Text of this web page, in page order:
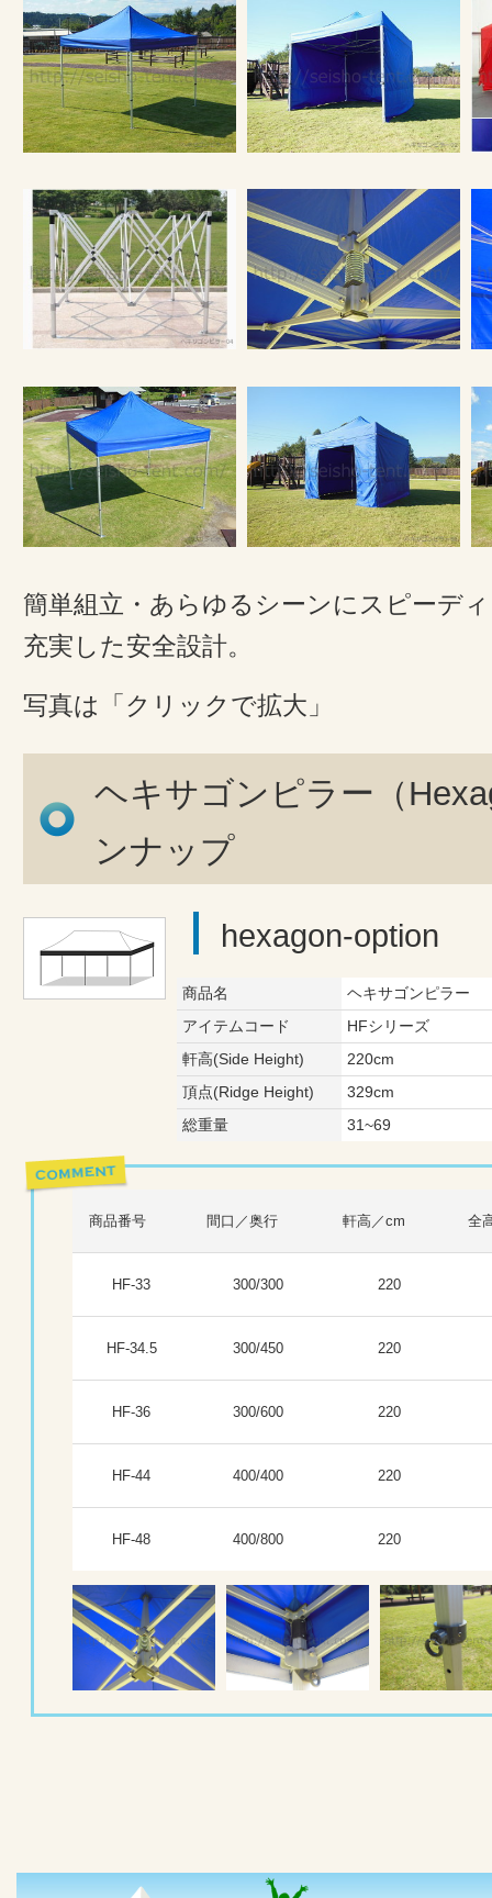
簡単組立・あらゆるシーンにスピーデ
充実した安全設計。
写真は「クリックで拡大」
ヘキサゴンピラー（
ンナップ
hexagon-option
商品名
ヘキサゴンピラー
アイテムコード
HFシリーズ
軒高(Side Height)
220cm
頂点(Ridge Height)
329cm
総重量
31~69
商品番号 間口／奥行 軒高／cm 全
HF-33 300/300 220
HF-34.5 300/450 220
HF-36 300/600 220
HF-44 400/400 220
HF-48 400/800 220